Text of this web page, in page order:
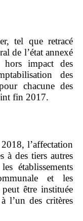
tel que retracé
de l’état annexé
impact des
des
chacune des
fin 2017.
l’affectation
à des tiers autres
établissements
et les
être instituée
l’un des critères